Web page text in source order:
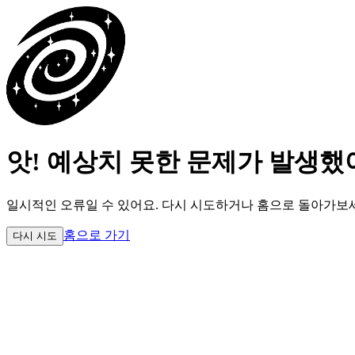
앗! 예상치 못한 문제가 발생했
일시적인 오류일 수 있어요. 다시 시도하거나 홈으로 돌아가보
다시 시도 홈으로 가기